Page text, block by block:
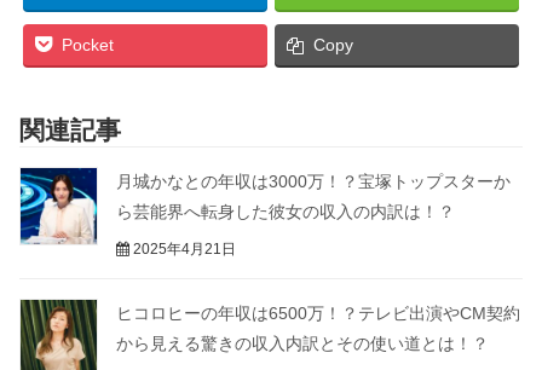
Pocket Copy
関連記事
月城かなとの年収は3000万！？宝塚トップスターか
ら芸能界へ転身した彼女の収入の内訳は！？
2025年4月21日
ヒコロヒーの年収は6500万！？テレビ出演やCM契約
から見える驚きの収入内訳とその使い道とは！？